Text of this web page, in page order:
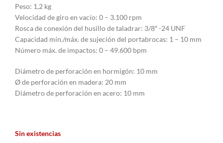
Peso: 1,2 kg
Velocidad de giro en vacío: 0 – 3.100 rpm
Rosca de conexión del husillo de taladrar: 3/8″ -24 UNF
Capacidad mín./máx. de sujeción del portabrocas: 1 – 10 mm
Número máx. de impactos: 0 – 49.600 bpm
Diámetro de perforación en hormigón: 10 mm
Ø de perforación en madera: 20 mm
Diámetro de perforación en acero: 10 mm
Sin existencias